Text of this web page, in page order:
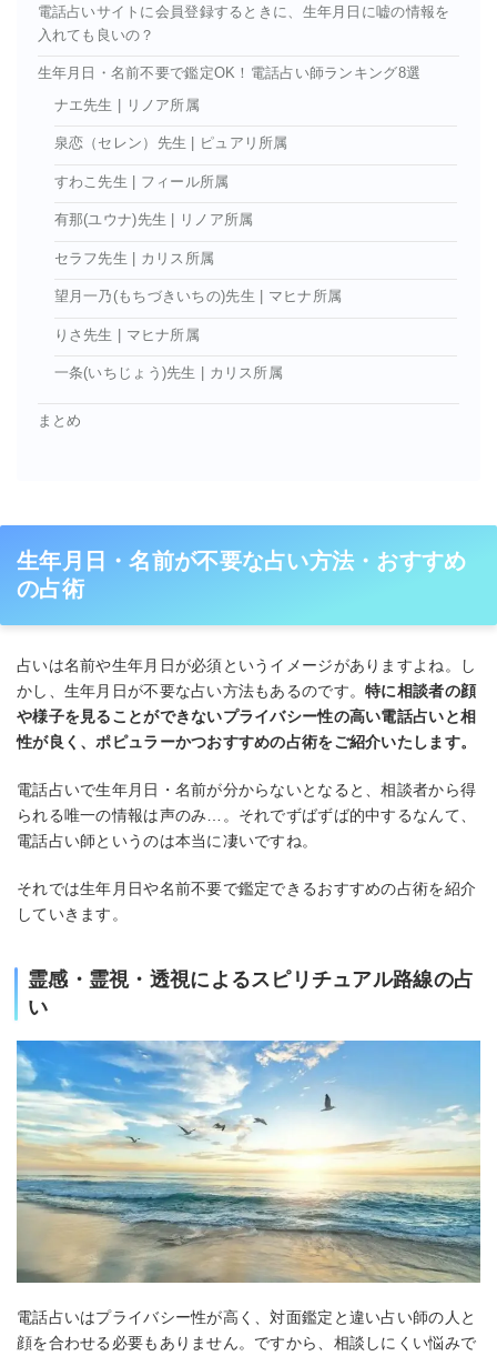
電話占いサイトに会員登録するときに、生年月日に嘘の情報を
入れても良いの？
生年月日・名前不要で鑑定OK！電話占い師ランキング8選
ナエ先生 | リノア所属
泉恋（セレン）先生 | ピュアリ所属
すわこ先生 | フィール所属
有那(ユウナ)先生 | リノア所属
セラフ先生 | カリス所属
望月一乃(もちづきいちの)先生 | マヒナ所属
りさ先生 | マヒナ所属
一条(いちじょう)先生 | カリス所属
まとめ
生年月日・名前が不要な占い方法・おすすめ
の占術
占いは名前や生年月日が必須というイメージがありますよね。し
かし、生年月日が不要な占い方法もあるのです。特に相談者の顔
や様子を見ることができないプライバシー性の高い電話占いと相
性が良く、ポピュラーかつおすすめの占術をご紹介いたします。
電話占いで生年月日・名前が分からないとなると、相談者から得
られる唯一の情報は声のみ…。それでずばずば的中するなんて、
電話占い師というのは本当に凄いですね。
それでは生年月日や名前不要で鑑定できるおすすめの占術を紹介
していきます。
霊感・霊視・透視によるスピリチュアル路線の占
い
電話占いはプライバシー性が高く、対面鑑定と違い占い師の人と
顔を合わせる必要もありません。ですから、相談しにくい悩みで